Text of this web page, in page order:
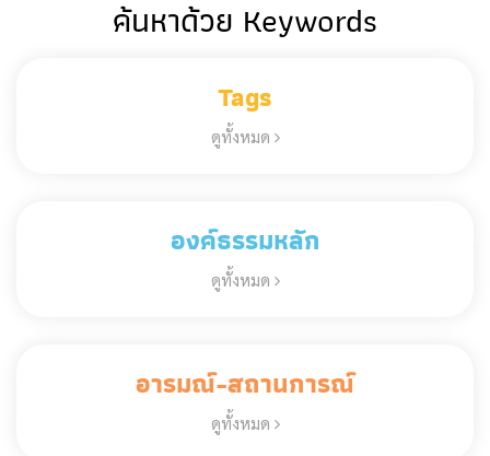
ค้นหาด้วย Keywords
Tags
ดูทั้งหมด
องค์ธรรมหลัก
ดูทั้งหมด
อารมณ์-สถานการณ์
ดูทั้งหมด